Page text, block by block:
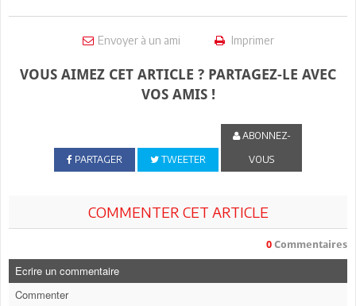
Envoyer à un ami Imprimer
VOUS AIMEZ CET ARTICLE ? PARTAGEZ-LE AVEC
VOS AMIS !
PARTAGER TWEETER
ABONNEZ-
VOUS
COMMENTER CET ARTICLE
0 Commentaires
Ecrire un commentaire
Commenter